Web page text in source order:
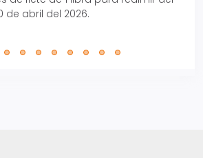
de abril del 2026.